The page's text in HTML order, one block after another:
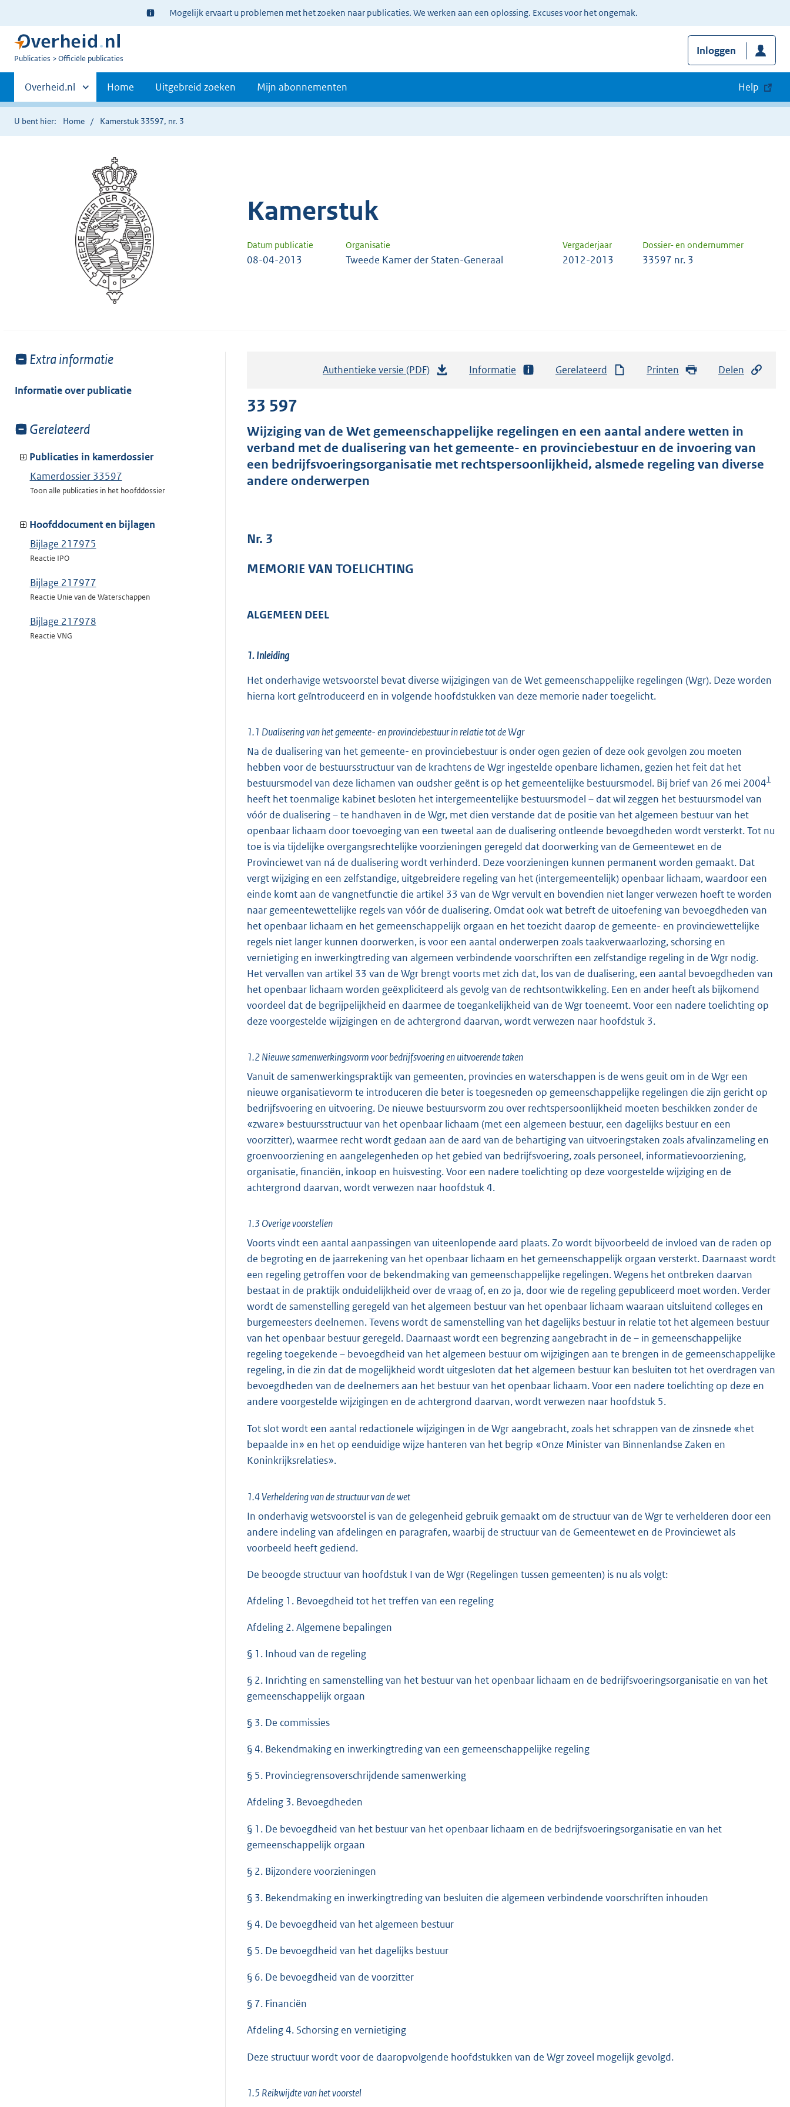
Ter
informatie:
Mogelijk ervaart u problemen met het zoeken naar publicaties. We werken aan een oplossing. Excuses voor het ongemak.
U
Publicaties Officiële publicaties
Inloggen
Primaire
navigatie
Andere
sites
binnen
Overheid.nl Home Uitgebreid zoeken Mijn abonnementen Help
U bent hier: Home Kamerstuk 33597, nr. 3
Kamerstuk
Datum publicatie Organisatie Vergaderjaar Dossier- en ondernummer
08-04-2013 Tweede Kamer der Staten-Generaal 2012-2013 33597 nr. 3
Toon
van:
Extra informatie
Informatie over publicatie
Toon
van:
Gerelateerd
Publicaties in kamerdossier
Kamerdossier 33597
Toon alle publicaties in het hoofddossier
Hoofddocument en bijlagen
Bijlage 217975
Reactie IPO
Bijlage 217977
Reactie Unie van de Waterschappen
Bijlage 217978
Reactie VNG
Authentieke versie (PDF)
a
n
d
b
Informatie Gerelateerd Printen Delen
33 597
Wijziging van de Wet gemeenschappelijke regelingen en een aantal andere wetten in
verband met de dualisering van het gemeente- en provinciebestuur en de invoering van
een bedrijfsvoeringsorganisatie met rechtspersoonlijkheid, alsmede regeling van diverse
andere onderwerpen
Nr. 3
MEMORIE VAN TOELICHTING
ALGEMEEN DEEL
1. Inleiding
Het onderhavige wetsvoorstel bevat diverse wijzigingen van de Wet gemeenschappelijke regelingen (Wgr). Deze worden
hierna kort geïntroduceerd en in volgende hoofdstukken van deze memorie nader toegelicht.
1.1 Dualisering van het gemeente- en provinciebestuur in relatie tot de Wgr
Na de dualisering van het gemeente- en provinciebestuur is onder ogen gezien of deze ook gevolgen zou moeten
hebben voor de bestuursstructuur van de krachtens de Wgr ingestelde openbare lichamen, gezien het feit dat het
bestuursmodel van deze lichamen van oudsher geënt is op het gemeentelijke bestuursmodel. Bij brief van 26 mei 20041
heeft het toenmalige kabinet besloten het intergemeentelijke bestuursmodel – dat wil zeggen het bestuursmodel van
vóór de dualisering – te handhaven in de Wgr, met dien verstande dat de positie van het algemeen bestuur van het
openbaar lichaam door toevoeging van een tweetal aan de dualisering ontleende bevoegdheden wordt versterkt. Tot nu
toe is via tijdelijke overgangsrechtelijke voorzieningen geregeld dat doorwerking van de Gemeentewet en de
Provinciewet van ná de dualisering wordt verhinderd. Deze voorzieningen kunnen permanent worden gemaakt. Dat
vergt wijziging en een zelfstandige, uitgebreidere regeling van het (intergemeentelijk) openbaar lichaam, waardoor een
einde komt aan de vangnetfunctie die artikel 33 van de Wgr vervult en bovendien niet langer verwezen hoeft te worden
naar gemeentewettelijke regels van vóór de dualisering. Omdat ook wat betreft de uitoefening van bevoegdheden van
het openbaar lichaam en het gemeenschappelijk orgaan en het toezicht daarop de gemeente- en provinciewettelijke
regels niet langer kunnen doorwerken, is voor een aantal onderwerpen zoals taakverwaarlozing, schorsing en
vernietiging en inwerkingtreding van algemeen verbindende voorschriften een zelfstandige regeling in de Wgr nodig.
Het vervallen van artikel 33 van de Wgr brengt voorts met zich dat, los van de dualisering, een aantal bevoegdheden van
het openbaar lichaam worden geëxpliciteerd als gevolg van de rechtsontwikkeling. Een en ander heeft als bijkomend
voordeel dat de begrijpelijkheid en daarmee de toegankelijkheid van de Wgr toeneemt. Voor een nadere toelichting op
deze voorgestelde wijzigingen en de achtergrond daarvan, wordt verwezen naar hoofdstuk 3.
1.2 Nieuwe samenwerkingsvorm voor bedrijfsvoering en uitvoerende taken
Vanuit de samenwerkingspraktijk van gemeenten, provincies en waterschappen is de wens geuit om in de Wgr een
nieuwe organisatievorm te introduceren die beter is toegesneden op gemeenschappelijke regelingen die zijn gericht op
bedrijfsvoering en uitvoering. De nieuwe bestuursvorm zou over rechtspersoonlijkheid moeten beschikken zonder de
«zware» bestuursstructuur van het openbaar lichaam (met een algemeen bestuur, een dagelijks bestuur en een
voorzitter), waarmee recht wordt gedaan aan de aard van de behartiging van uitvoeringstaken zoals afvalinzameling en
groenvoorziening en aangelegenheden op het gebied van bedrijfsvoering, zoals personeel, informatievoorziening,
organisatie, financiën, inkoop en huisvesting. Voor een nadere toelichting op deze voorgestelde wijziging en de
achtergrond daarvan, wordt verwezen naar hoofdstuk 4.
1.3 Overige voorstellen
Voorts vindt een aantal aanpassingen van uiteenlopende aard plaats. Zo wordt bijvoorbeeld de invloed van de raden op
de begroting en de jaarrekening van het openbaar lichaam en het gemeenschappelijk orgaan versterkt. Daarnaast wordt
een regeling getroffen voor de bekendmaking van gemeenschappelijke regelingen. Wegens het ontbreken daarvan
bestaat in de praktijk onduidelijkheid over de vraag of, en zo ja, door wie de regeling gepubliceerd moet worden. Verder
wordt de samenstelling geregeld van het algemeen bestuur van het openbaar lichaam waaraan uitsluitend colleges en
burgemeesters deelnemen. Tevens wordt de samenstelling van het dagelijks bestuur in relatie tot het algemeen bestuur
van het openbaar bestuur geregeld. Daarnaast wordt een begrenzing aangebracht in de – in gemeenschappelijke
regeling toegekende – bevoegdheid van het algemeen bestuur om wijzigingen aan te brengen in de gemeenschappelijke
regeling, in die zin dat de mogelijkheid wordt uitgesloten dat het algemeen bestuur kan besluiten tot het overdragen van
bevoegdheden van de deelnemers aan het bestuur van het openbaar lichaam. Voor een nadere toelichting op deze en
andere voorgestelde wijzigingen en de achtergrond daarvan, wordt verwezen naar hoofdstuk 5.
Tot slot wordt een aantal redactionele wijzigingen in de Wgr aangebracht, zoals het schrappen van de zinsnede «het
bepaalde in» en het op eenduidige wijze hanteren van het begrip «Onze Minister van Binnenlandse Zaken en
Koninkrijksrelaties».
1.4 Verheldering van de structuur van de wet
In onderhavig wetsvoorstel is van de gelegenheid gebruik gemaakt om de structuur van de Wgr te verhelderen door een
andere indeling van afdelingen en paragrafen, waarbij de structuur van de Gemeentewet en de Provinciewet als
voorbeeld heeft gediend.
De beoogde structuur van hoofdstuk I van de Wgr (Regelingen tussen gemeenten) is nu als volgt:
Afdeling 1. Bevoegdheid tot het treffen van een regeling
Afdeling 2. Algemene bepalingen
§ 1. Inhoud van de regeling
§ 2. Inrichting en samenstelling van het bestuur van het openbaar lichaam en de bedrijfsvoeringsorganisatie en van het
gemeenschappelijk orgaan
§ 3. De commissies
§ 4. Bekendmaking en inwerkingtreding van een gemeenschappelijke regeling
§ 5. Provinciegrensoverschrijdende samenwerking
Afdeling 3. Bevoegdheden
§ 1. De bevoegdheid van het bestuur van het openbaar lichaam en de bedrijfsvoeringsorganisatie en van het
gemeenschappelijk orgaan
§ 2. Bijzondere voorzieningen
§ 3. Bekendmaking en inwerkingtreding van besluiten die algemeen verbindende voorschriften inhouden
§ 4. De bevoegdheid van het algemeen bestuur
§ 5. De bevoegdheid van het dagelijks bestuur
§ 6. De bevoegdheid van de voorzitter
§ 7. Financiën
Afdeling 4. Schorsing en vernietiging
Deze structuur wordt voor de daaropvolgende hoofdstukken van de Wgr zoveel mogelijk gevolgd.
1.5 Reikwijdte van het voorstel